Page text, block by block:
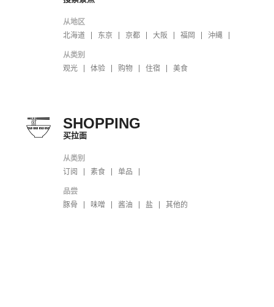
从地区
北海道
东京 京都 大阪 福岡 沖縄
从类别
观光
体验 购物 住宿 美食
SHOPPING
买拉面
从类别
订阅
素食 单品
品尝
豚骨
味噌 酱油 盐 其他的